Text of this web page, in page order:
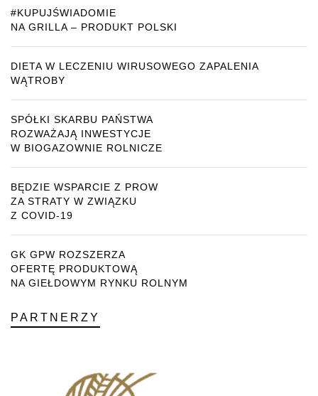
#KUPUJŚWIADOMIE
NA GRILLA – PRODUKT POLSKI
DIETA W LECZENIU WIRUSOWEGO ZAPALENIA
WĄTROBY
SPÓŁKI SKARBU PAŃSTWA
ROZWAŻAJĄ INWESTYCJE
W BIOGAZOWNIE ROLNICZE
BĘDZIE WSPARCIE Z PROW
ZA STRATY W ZWIĄZKU
Z COVID-19
GK GPW ROZSZERZA
OFERTĘ PRODUKTOWĄ
NA GIEŁDOWYM RYNKU ROLNYM
PARTNERZY